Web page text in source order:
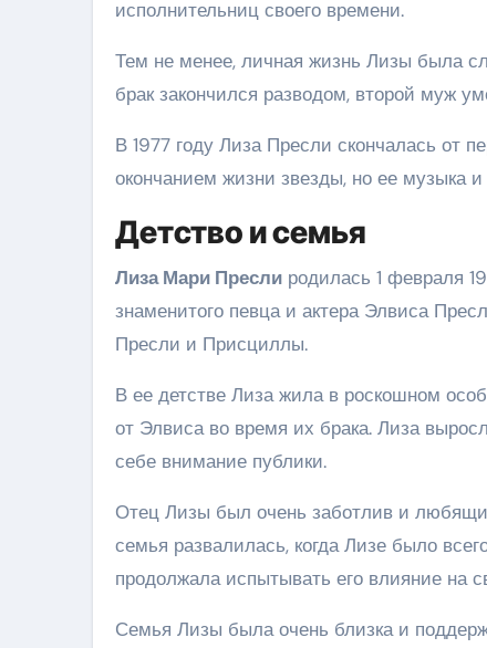
исполнительниц своего времени.
Тем не менее, личная жизнь Лизы была
брак закончился разводом, второй муж
В 1977 году Лиза Пресли скончалась от
окончанием жизни звезды, но ее музыка и
Детство и семья
Лиза Мари Пресли родилась 1 февраля
знаменитого певца и актера Элвиса
Пресли и Присциллы.
В ее детстве Лиза жила в роскошном
от Элвиса во время их брака. Лиза
себе внимание публики.
Отец Лизы был очень заботлив и
семья развалилась, когда Лизе было
продолжала испытывать его влияние на
Семья Лизы была очень близка и